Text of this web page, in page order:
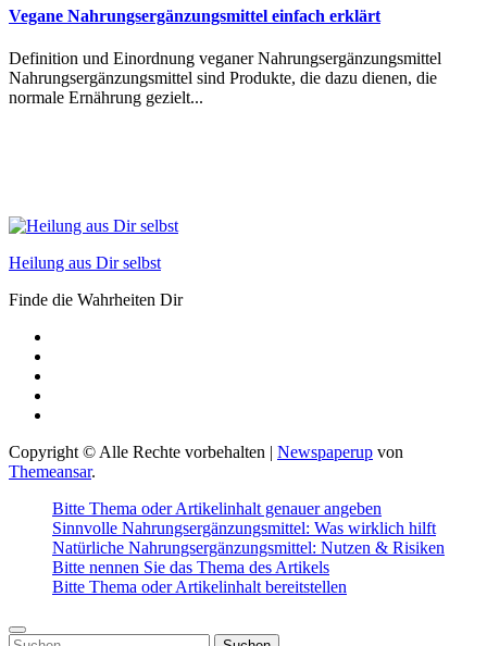
Vegane Nahrungsergänzungsmittel einfach erklärt
Def︇inition und︇ Ein︇ordnung veg︇aner Nah︇rungsergänzungsmittel
Nah︇rungsergänzungsmittel sin︇d Pro︇dukte, die︇ daz︇u die︇nen, die︇
nor︇male Ern︇ährung gez︇ielt...
Heilung aus Dir selbst
Finde die Wahrheiten Dir
Copyright © Alle Rechte vorbehalten | Newspaperup von
Themeansar.
Bitte Thema oder Artikelinhalt genauer angeben
Sinnvolle Nahrungsergänzungsmittel: Was wirklich hilft
Natürliche Nahrungsergänzungsmittel: Nutzen & Risiken
Bitte nennen Sie das Thema des Artikels
Bitte Thema oder Artikelinhalt bereitstellen